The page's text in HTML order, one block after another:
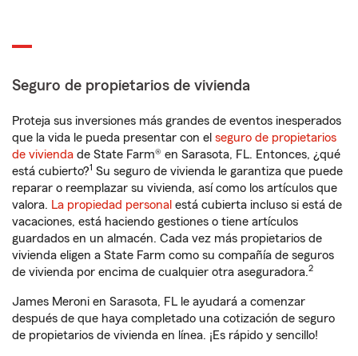
Seguro de propietarios de vivienda
Proteja sus inversiones más grandes de eventos inesperados
que la vida le pueda presentar con el seguro de propietarios
de vivienda de State Farm® en Sarasota, FL. Entonces, ¿qué
está cubierto?1 Su seguro de vivienda le garantiza que puede
reparar o reemplazar su vivienda, así como los artículos que
valora. La propiedad personal está cubierta incluso si está de
vacaciones, está haciendo gestiones o tiene artículos
guardados en un almacén. Cada vez más propietarios de
vivienda eligen a State Farm como su compañía de seguros
de vivienda por encima de cualquier otra aseguradora.2
James Meroni en Sarasota, FL le ayudará a comenzar
después de que haya completado una cotización de seguro
de propietarios de vivienda en línea. ¡Es rápido y sencillo!